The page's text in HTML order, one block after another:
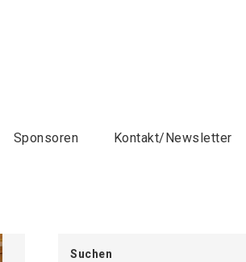
Sponsoren Kontakt/Newsletter
Suchen